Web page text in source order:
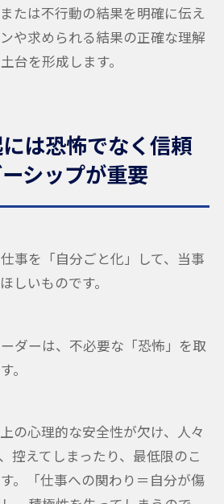
たは不行動の結果を明確に伝え
や求められる結果の正確な理解
台を形成します。
は恐怖でなく信頼
シップが重要
事を「自分ごと化」して、当事
しいものです。
ダーは、不必要な「恐怖」を取
。
の心理的な安全性が欠け、人々
控えてしまったり、最低限のこ
。「仕事への関わり＝自分が傷